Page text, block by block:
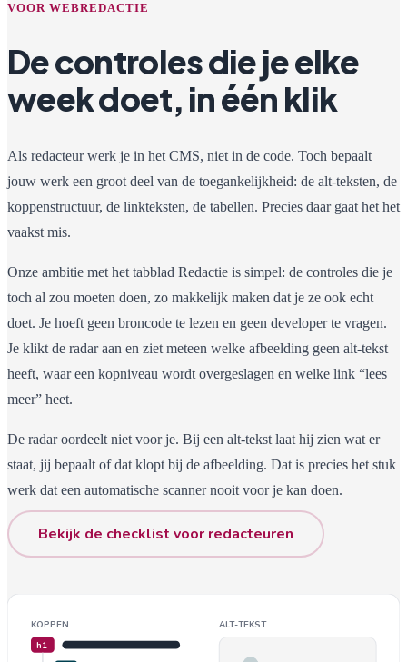
VOOR WEBREDACTIE
De controles die je elke
week doet, in één klik
Als redacteur werk je in het CMS, niet in de code. Toch bepaalt
jouw werk een groot deel van de toegankelijkheid: de alt-teksten, de
koppenstructuur, de linkteksten, de tabellen. Precies daar gaat het het
vaakst mis.
Onze ambitie met het tabblad Redactie is simpel: de controles die je
toch al zou moeten doen, zo makkelijk maken dat je ze ook echt
doet. Je hoeft geen broncode te lezen en geen developer te vragen.
Je klikt de radar aan en ziet meteen welke afbeelding geen alt-tekst
heeft, waar een kopniveau wordt overgeslagen en welke link “lees
meer” heet.
De radar oordeelt niet voor je. Bij een alt-tekst laat hij zien wat er
staat, jij bepaalt of dat klopt bij de afbeelding. Dat is precies het stuk
werk dat een automatische scanner nooit voor je kan doen.
Bekijk de checklist voor redacteuren
KOPPEN
h1
ALT-TEKST